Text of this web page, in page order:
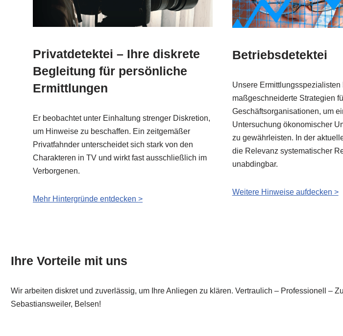
Privatdetektei – Ihre diskrete
Begleitung für persönliche
Ermittlungen
Er beobachtet unter Einhaltung strenger Diskretion,
um Hinweise zu beschaffen. Ein zeitgemäßer
Privatfahnder unterscheidet sich stark von den
Charakteren in TV und wirkt fast ausschließlich im
Verborgenen.
Mehr Hintergründe entdecken >
Betriebsdetektei
Unsere Ermittlungsspezialisten
maßgeschneiderte Strategien
Geschäftsorganisationen, um
Untersuchung ökonomischer
zu gewährleisten. In der
die Relevanz systematischer
unabdingbar.
Weitere Hinweise aufdecken >
Ihre Vorteile mit uns
Wir arbeiten diskret und zuverlässig, um Ihre Anliegen zu klären. Vertraulich – Professionell –
Sebastiansweiler, Belsen!